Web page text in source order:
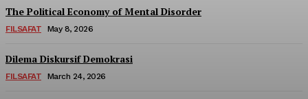
The Political Economy of Mental Disorder
FILSAFAT May 8, 2026
Dilema Diskursif Demokrasi
FILSAFAT March 24, 2026